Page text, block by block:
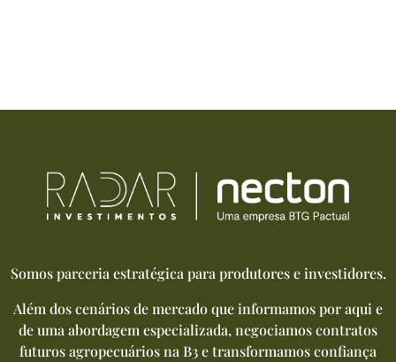
Somos parceria estratégica para produtores e investidores.
Além dos cenários de mercado que informamos por aqui e
de uma abordagem especializada, negociamos contratos
futuros agropecuários na B3 e transformamos confiança